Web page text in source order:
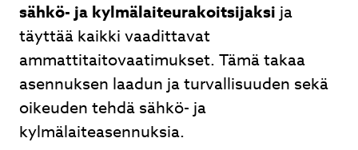
sähkö- ja kylmälaiteurakoitsijaksi ja
täyttää kaikki vaadittavat
ammattitaitovaatimukset. Tämä takaa
asennuksen laadun ja turvallisuuden sekä
oikeuden tehdä sähkö- ja
kylmälaiteasennuksia.